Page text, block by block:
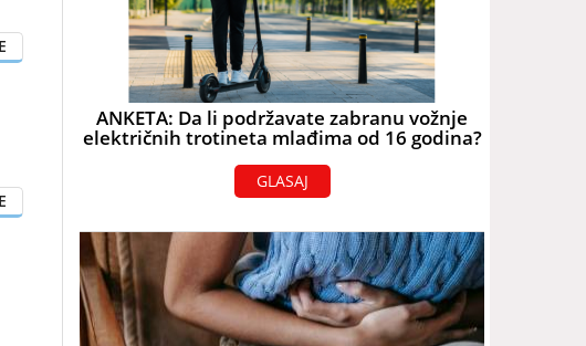
ANKETA: Da li podržavate zabranu vožnje
električnih trotineta mlađima od 16 godina?
GLASAJ